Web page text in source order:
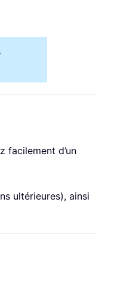
facilement d’un
ultérieures), ainsi